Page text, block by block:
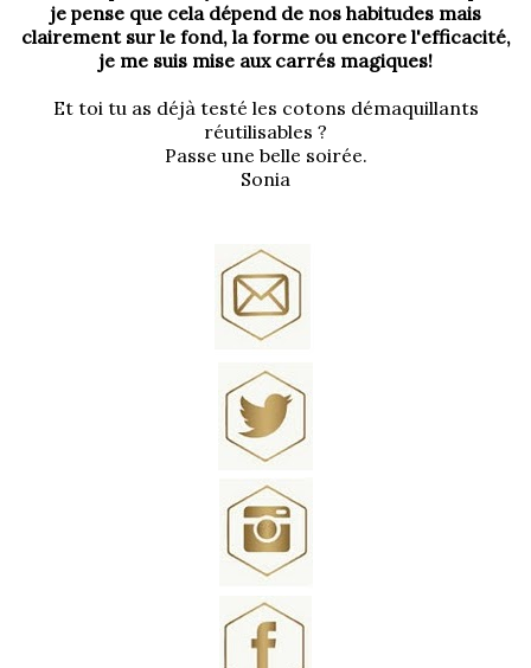
je pense que cela dépend de nos habitudes mais
clairement sur le fond, la forme ou encore l'efficacité,
je me suis mise aux carrés magiques!
Et toi tu as déjà testé les cotons démaquillants
réutilisables ?
Passe une belle soirée.
Sonia